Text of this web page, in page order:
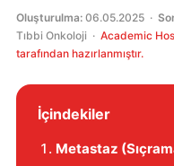
Oluşturulma: 06.05.2025 ·
Tıbbi Onkoloji · Academic
tarafından hazırlanmıştır.
İçindekiler
Metastaz